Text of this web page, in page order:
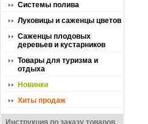
Системы полива
Луковицы и саженцы цветов
Саженцы плодовых
деревьев и кустарников
Товары для туризма и
отдыха
Новинки
Хиты продаж
Инструкция по заказу товаров